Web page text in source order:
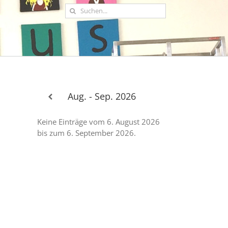
Suche
nach:
Aug. - Sep. 2026
Keine Einträge vom 6. August 2026
bis zum 6. September 2026.